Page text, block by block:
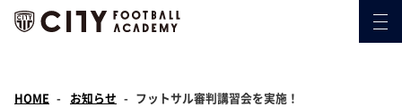
HOME お知らせ フットサル審判講習会を実施！